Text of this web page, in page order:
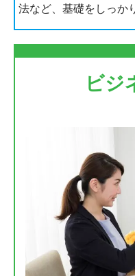
法など、基礎をしっか
ビジ